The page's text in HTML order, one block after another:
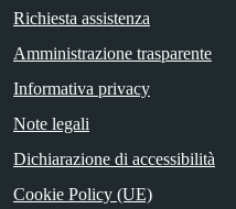
Richiesta assistenza
Amministrazione trasparente
Informativa privacy
Note legali
Dichiarazione di accessibilità
Cookie Policy (UE)